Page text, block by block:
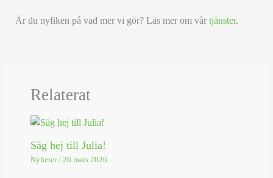
Är du nyfiken på vad mer vi gör? Läs mer om vårtjänster.
Relaterat
Säg hej till Julia!
Nyheter/ 26 mars 2026